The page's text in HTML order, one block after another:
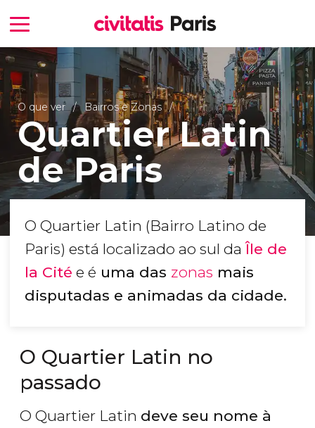
O que ver Bairros e Zonas
Quartier Latin
de Paris
O Quartier Latin (Bairro Latino de
Paris) está localizado ao sul daÎle de
la Cité e é uma das zonas mais
disputadas e animadas da cidade.
O Quartier Latin no
passado
O Quartier Latin deve seu nome à